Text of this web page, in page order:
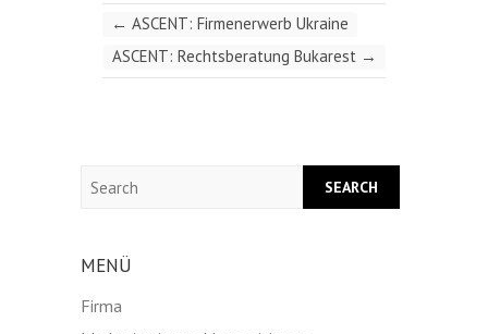
← ASCENT: Firmenerwerb Ukraine
ASCENT: Rechtsberatung Bukarest →
MENÜ
Firma